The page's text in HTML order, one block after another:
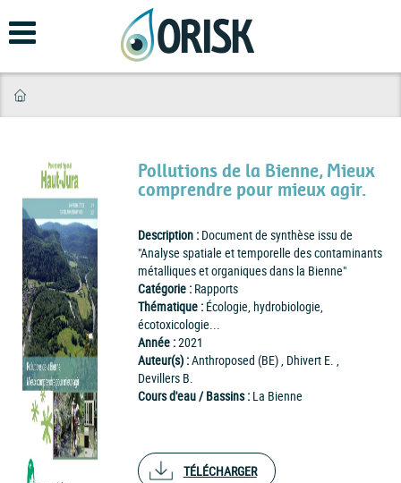
au
contenu
Pollutions de la Bienne, Mieux
comprendre pour mieux agir.
Description : Document de synthèse issu de
"Analyse spatiale et temporelle des contaminants
métalliques et organiques dans la Bienne"
Catégorie : Rapports
Thématique : Écologie, hydrobiologie,
écotoxicologie...
Année :2021
Auteur(s) :Anthroposed (BE) , Dhivert E. ,
Devillers B.
Cours d'eau / Bassins : La Bienne
TÉLÉCHARGER